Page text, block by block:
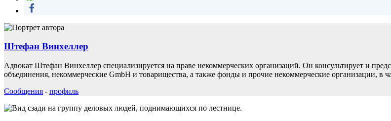
Штефан Винхеллер
Адвокат Штефан Винхеллер специализируется на праве некоммерческих организаций. Он консультирует и
объединения, некоммерческие GmbH и товарищества, а также фонды и прочие некоммерческие организации, в
Сообщения - профиль